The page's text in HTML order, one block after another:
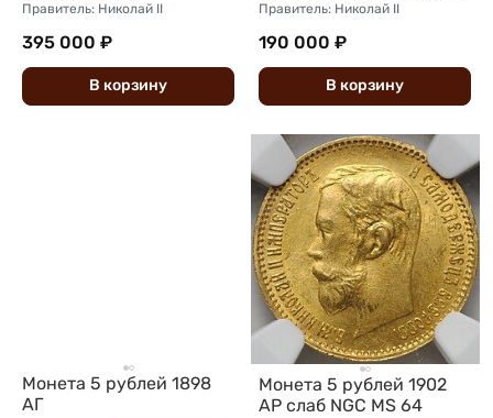
Правитель: Николай II
395 000 ₽
В корзину
Правитель: Николай II
190 000 ₽
В корзину
Монета 5 рублей 1898
АГ
Монета 5 рублей 1902
АР слаб NGC MS 64